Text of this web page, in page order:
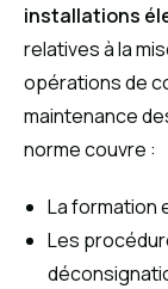
installations
relatives à la
opérations de
maintenance
norme couvre :
La formation
Les